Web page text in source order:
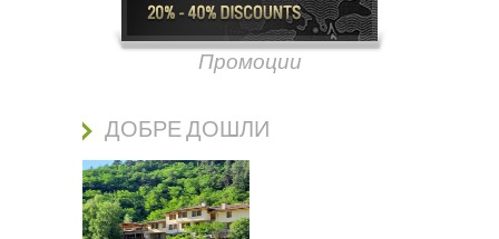
Промоции
ДОБРЕ ДОШЛИ